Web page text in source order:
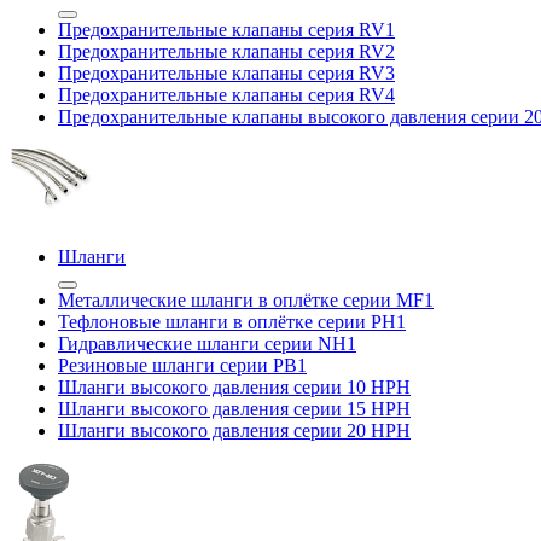
Предохранительные клапаны серия RV1
Предохранительные клапаны серия RV2
Предохранительные клапаны серия RV3
Предохранительные клапаны серия RV4
Предохранительные клапаны высокого давления серии
Шланги
Металлические шланги в оплётке серии MF1
Тефлоновые шланги в оплётке серии PH1
Гидравлические шланги серии NH1
Резиновые шланги серии PB1
Шланги высокого давления серии 10 HPH
Шланги высокого давления серии 15 HPH
Шланги высокого давления серии 20 HPH